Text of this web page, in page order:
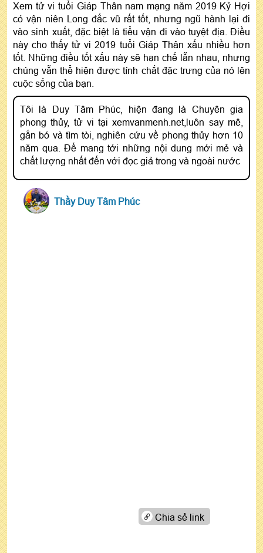
Xem tử vi tuổi Giáp Thân nam mạng năm 2019 Kỷ Hợi
có vận niên Long đắc vũ rất tốt, nhưng ngũ hành lại đi
vào sinh xuất, đặc biệt là tiểu vận đi vào tuyệt địa. Điều
này cho thấy tử vi 2019 tuổi Giáp Thân xấu nhiều hơn
tốt. Những điều tốt xấu này sẽ hạn chế lẫn nhau, nhưng
chúng vẫn thể hiện được tính chất đặc trưng của nó lên
cuộc sống của bạn.
Tôi là Duy Tâm Phúc, hiện đang là Chuyên gia
phong thủy, tử vi tại xemvanmenh.net,luôn say mê,
gắn bó và tìm tòi, nghiên cứu về phong thủy hơn 10
năm qua. Để mang tới những nội dung mới mẻ và
chất lượng nhất đến với đọc giả trong và ngoài nước
Thầy Duy Tâm Phúc
Chia sẻ link